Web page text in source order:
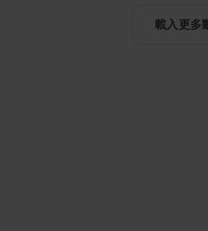
載入更多